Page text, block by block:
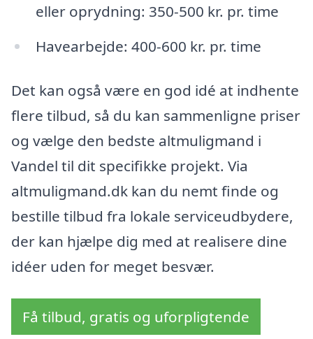
eller oprydning: 350-500 kr. pr. time
Havearbejde: 400-600 kr. pr. time
Det kan også være en god idé at indhente
flere tilbud, så du kan sammenligne priser
og vælge den bedste altmuligmand i
Vandel til dit specifikke projekt. Via
altmuligmand.dk kan du nemt finde og
bestille tilbud fra lokale serviceudbydere,
der kan hjælpe dig med at realisere dine
idéer uden for meget besvær.
Få tilbud, gratis og uforpligtende